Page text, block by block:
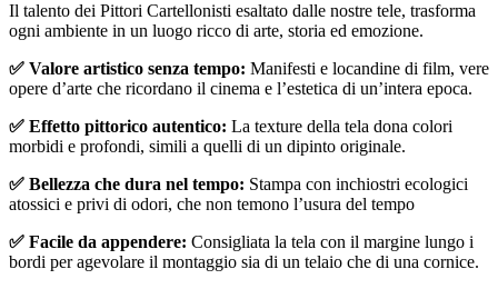
Il talento dei Pittori Cartellonisti esaltato dalle nostre tele, trasforma
ogni ambiente in un luogo ricco di arte, storia ed emozione.
✅ Valore artistico senza tempo: Manifesti e locandine di film, vere
opere d’arte che ricordano il cinema e l’estetica di un’intera epoca.
✅ Effetto pittorico autentico: La texture della tela dona colori
morbidi e profondi, simili a quelli di un dipinto originale.
✅ Bellezza che dura nel tempo: Stampa con inchiostri ecologici
atossici e privi di odori, che non temono l’usura del tempo
✅ Facile da appendere: Consigliata la tela con il margine lungo i
bordi per agevolare il montaggio sia di un telaio che di una cornice.